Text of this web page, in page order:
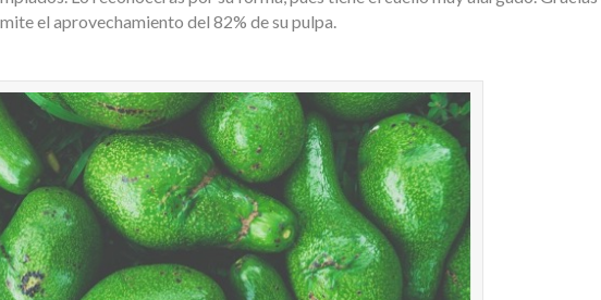
el aprovechamiento del 82% de su pulpa.